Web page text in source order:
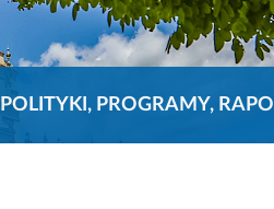
POLITYKI, PROGRAMY,